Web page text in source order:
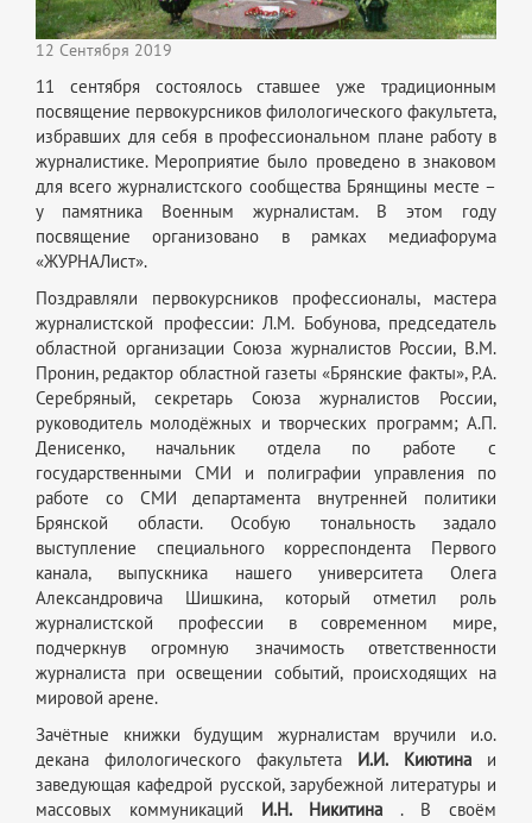
12 Сентября 2019
11 сентября состоялось ставшее уже традиционным
посвящение первокурсников филологического факультета,
избравших для себя в профессиональном плане работу в
журналистике. Мероприятие было проведено в знаковом
для всего журналистского сообщества Брянщины месте –
у памятника Военным журналистам. В этом году
посвящение организовано в рамках медиафорума
«ЖУРНАЛист».
Поздравляли первокурсников профессионалы, мастера
журналистской профессии: Л.М. Бобунова, председатель
областной организации Союза журналистов России, В.М.
Пронин, редактор областной газеты «Брянские факты», Р.А.
Серебряный, секретарь Союза журналистов России,
руководитель молодёжных и творческих программ; А.П.
Денисенко, начальник отдела по работе с
государственными СМИ и полиграфии управления по
работе со СМИ департамента внутренней политики
Брянской области. Особую тональность задало
выступление специального корреспондента Первого
канала, выпускника нашего университета Олега
Александровича Шишкина, который отметил роль
журналистской профессии в современном мире,
подчеркнув огромную значимость ответственности
журналиста при освещении событий, происходящих на
мировой арене.
Зачётные книжки будущим журналистам вручили и.о.
декана филологического факультета И.И. Киютина и
заведующая кафедрой русской, зарубежной литературы и
массовых коммуникаций И.Н. Никитина . В своём